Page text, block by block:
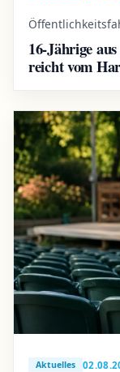
16-Jährige
reicht vom
Aktuelles